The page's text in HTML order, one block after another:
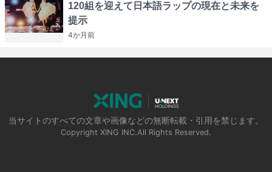
120組を迎えて日本語ラップの現在と未来を
提示
4か月前
当サイトのすべての文章や画像などの無断転載・引用を禁じます。
Copyright XING INC.All Rights Reserved.